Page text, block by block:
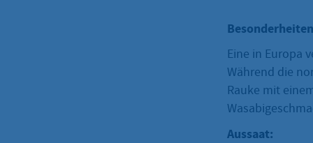
Eine in Europa
Während die
Rauke mit
Aussaat: